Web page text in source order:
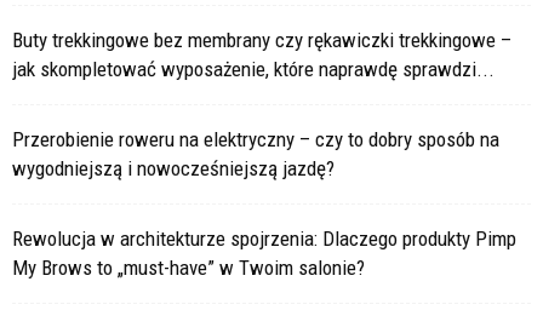
Buty trekkingowe bez membrany czy rękawiczki trekkingowe –
jak skompletować wyposażenie, które naprawdę sprawdzi...
Przerobienie roweru na elektryczny – czy to dobry sposób na
wygodniejszą i nowocześniejszą jazdę?
Rewolucja w architekturze spojrzenia: Dlaczego produkty Pimp
My Brows to „must-have” w Twoim salonie?